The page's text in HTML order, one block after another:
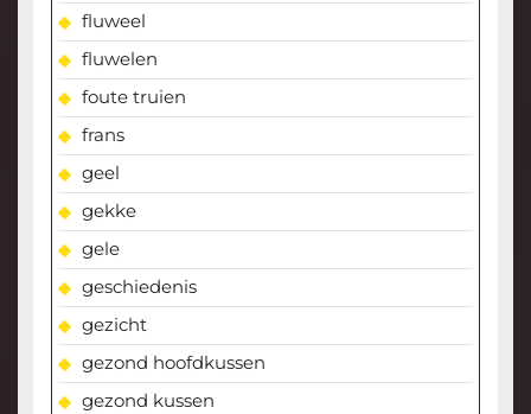
fluweel
fluwelen
foute truien
frans
geel
gekke
gele
geschiedenis
gezicht
gezond hoofdkussen
gezond kussen